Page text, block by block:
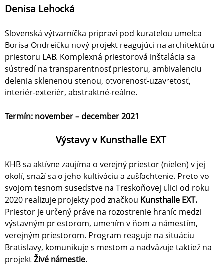
Denisa Lehocká
Slovenská výtvarníčka pripraví pod kuratelou umelca
Borisa Ondreičku nový projekt reagujúci na architektúru
priestoru LAB. Komplexná priestorová inštalácia sa
sústredí na transparentnosť priestoru, ambivalenciu
delenia sklenenou stenou, otvorenosť-uzavretosť,
interiér-exteriér, abstraktné-reálne.
Termín: november – december 2021
Výstavy v Kunsthalle EXT
KHB sa aktívne zaujíma o verejný priestor (nielen) v jej
okolí, snaží sa o jeho kultiváciu a zušľachtenie. Preto vo
svojom tesnom susedstve na Treskoňovej ulici od roku
2020 realizuje projekty pod značkou Kunsthalle EXT.
Priestor je určený práve na rozostrenie hraníc medzi
výstavným priestorom, umením v ňom a námestím,
verejným priestorom. Program reaguje na situáciu
Bratislavy, komunikuje s mestom a nadväzuje taktiež na
projektŽivé námestie.